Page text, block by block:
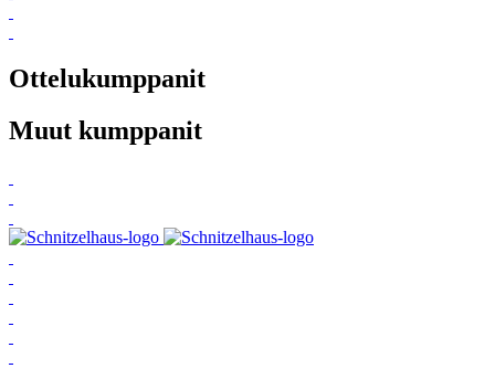
Ottelukumppanit
Muut kumppanit